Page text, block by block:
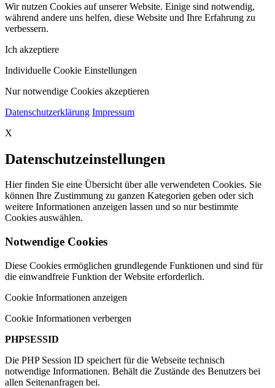
Wir nutzen Cookies auf unserer Website. Einige sind notwendig,
während andere uns helfen, diese Website und Ihre Erfahrung zu
verbessern.
Ich akzeptiere
Individuelle Cookie Einstellungen
Nur notwendige Cookies akzeptieren
Datenschutzerklärung Impressum
X
Datenschutzeinstellungen
Hier finden Sie eine Übersicht über alle verwendeten Cookies. Sie
können Ihre Zustimmung zu ganzen Kategorien geben oder sich
weitere Informationen anzeigen lassen und so nur bestimmte
Cookies auswählen.
Notwendige Cookies
Diese Cookies ermöglichen grundlegende Funktionen und sind für
die einwandfreie Funktion der Website erforderlich.
Cookie Informationen anzeigen
Cookie Informationen verbergen
PHPSESSID
Die PHP Session ID speichert für die Webseite technisch
notwendige Informationen. Behält die Zustände des Benutzers bei
allen Seitenanfragen bei.